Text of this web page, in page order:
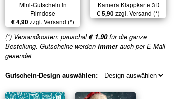
Mini-Gutschein in
Filmdose
€ 4,90 zzgl. Versand (*)
Kamera Klappkarte 3D
€ 5,90 zzgl. Versand (*)
(*) Versandkosten: pauschal€ 1,90für die ganze
Bestellung. Gutscheine werden immerauch per E-Mail
gesendet
Gutschein-Design auswählen: